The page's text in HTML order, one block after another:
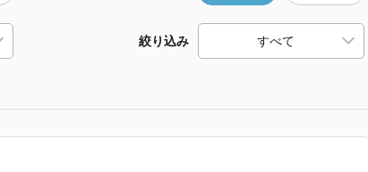
絞り込み